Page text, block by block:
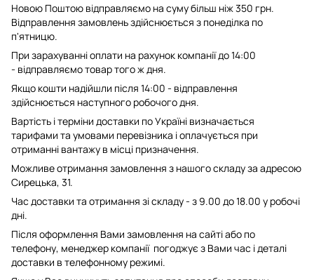
Новою Поштою відправляємо на суму більш ніж 350 грн.
Відправлення замовлень здійснюється з понеділка по
п'ятницю.
При зарахуванні оплати на рахунок компанії до 14:00
- відправляємо товар того ж дня.
Якщо кошти надійшли після 14:00 - відправлення
здійснюється наступного робочого дня.
Вартість і терміни доставки по Україні визначається
тарифами та умовами перевізника і оплачується при
отриманні вантажу в місці призначення.
Можливе отримання замовлення з нашого складу за адресою
Сирецька, 31.
Час доставки та отримання зі складу - з 9.00 до 18.00 у робочі
дні.
Після оформлення Вами замовлення на сайті або по
телефону, менеджер компанії погоджує з Вами час і деталі
доставки в телефонному режимі.